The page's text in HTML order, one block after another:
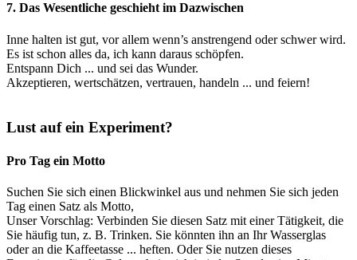
7. Das Wesentliche geschieht im Dazwischen
Inne halten ist gut, vor allem wenn’s anstrengend oder schwer wird.
Es ist schon alles da, ich kann daraus schöpfen.
Entspann Dich ... und sei das Wunder.
Akzeptieren, wertschätzen, vertrauen, handeln ... und feiern!
Lust auf ein Experiment?
Pro Tag ein Motto
Suchen Sie sich einen Blickwinkel aus und nehmen Sie sich jeden
Tag einen Satz als Motto,
Unser Vorschlag: Verbinden Sie diesen Satz mit einer Tätigkeit, die
Sie häufig tun, z. B. Trinken. Sie könnten ihn an Ihr Wasserglas
oder an die Kaffeetasse ... heften. Oder Sie nutzen dieses